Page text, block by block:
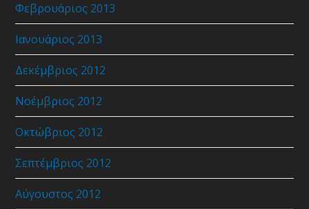
Φεβρουάριος 2013
Ιανουάριος 2013
Δεκέμβριος 2012
Νοέμβριος 2012
Οκτώβριος 2012
Σεπτέμβριος 2012
Αύγουστος 2012